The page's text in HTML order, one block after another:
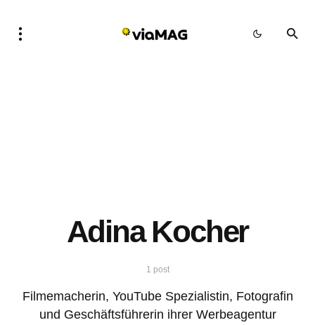
Adina Kocher
1 post
Filmemacherin, YouTube Spezialistin, Fotografin
und Geschäftsführerin ihrer Werbeagentur